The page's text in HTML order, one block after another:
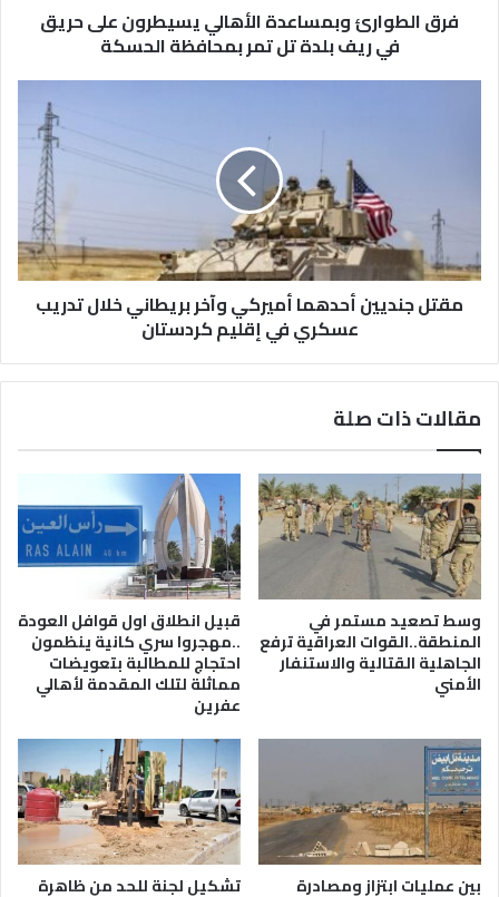
بمحافظة
فرق الطوارئ وبمساعدة الأهالي يسيطرون على حريق
في ريف بلدة تل تمر بمحافظة الحسكة
بريطاني
تدريب
عسكري
مقتل جنديين أحدهما أميركي وآخر بريطاني خلال تدريب
عسكري في إقليم كردستان
مقالات ذات صلة
وسط تصعيد مستمر في
المنطقة..القوات العراقية ترفع
الجاهلية القتالية والاستنفار
الأمني
قبيل انطلاق اول قوافل العودة
..مهجروا سري كانية ينظمون
احتجاج للمطالبة بتعويضات
مماثلة لتلك المقدمة لأهالي
عفرين
بين عمليات ابتزاز ومصادرة تشكيل لجنة للحد من ظاهرة